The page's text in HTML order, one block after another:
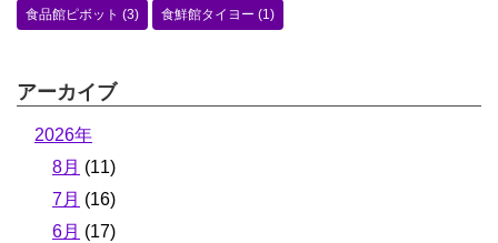
食品館ピボット (3) 食鮮館タイヨー (1)
アーカイブ
2026年
8月 (11)
7月 (16)
6月 (17)